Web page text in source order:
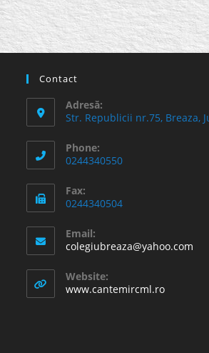
Contact
Adresă:
Str. Republicii nr.75, Breaza,
Phone:
0244340550
Fax:
0244340504
Email:
colegiubreaza@yahoo.com
Website:
www.cantemircml.ro